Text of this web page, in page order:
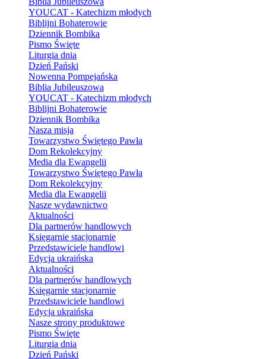
YOUCAT - Katechizm młodych
Biblijni Bohaterowie
Dziennik Bombika
Pismo Święte
Liturgia dnia
Dzień Pański
Nowenna Pompejańska
Biblia Jubileuszowa
YOUCAT - Katechizm młodych
Biblijni Bohaterowie
Dziennik Bombika
Nasza misja
Towarzystwo Świętego Pawła
Dom Rekolekcyjny
Media dla Ewangelii
Towarzystwo Świętego Pawła
Dom Rekolekcyjny
Media dla Ewangelii
Nasze wydawnictwo
Aktualności
Dla partnerów handlowych
Księgarnie stacjonarnie
Przedstawiciele handlowi
Edycja ukraińska
Aktualności
Dla partnerów handlowych
Księgarnie stacjonarnie
Przedstawiciele handlowi
Edycja ukraińska
Nasze strony produktowe
Pismo Święte
Liturgia dnia
Dzień Pański